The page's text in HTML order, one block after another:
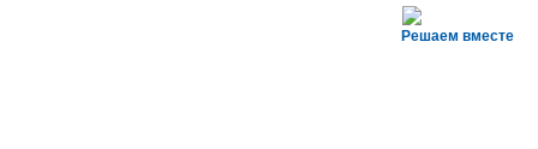
Решаем вместе